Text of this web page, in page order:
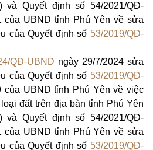
và Quyết định số 54/2021/QĐ-
của UBND tỉnh Phú Yên về sửa
của Quyết định số 53/2019/QĐ-
QĐ-UBND ngày 29/7/2024 sửa
của Quyết định số 53/2019/QĐ-
của UBND tỉnh Phú Yên về việc
đất trên địa bàn tỉnh Phú Yên
và Quyết định số 54/2021/QĐ-
của UBND tỉnh Phú Yên về sửa
của Quyết định số 53/2019/QĐ-